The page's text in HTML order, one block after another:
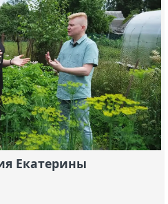
Екатерины